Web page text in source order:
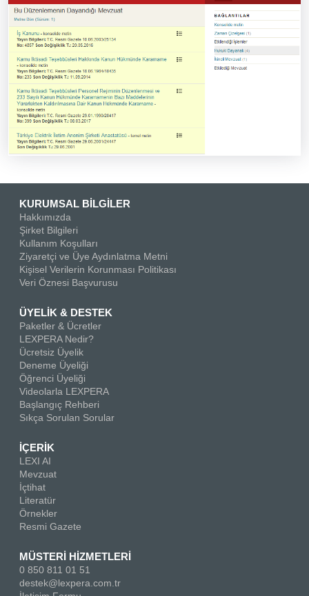
KURUMSAL BİLGİLER
Hakkımızda
Şirket Bilgileri
Kullanım Koşulları
Ziyaretçi ve Üye Aydınlatma Metni
Kişisel Verilerin Korunması Politikası
Veri Öznesi Başvurusu
ÜYELİK & DESTEK
Paketler & Ücretler
LEXPERA Nedir?
Ücretsiz Üyelik
Deneme Üyeliği
Öğrenci Üyeliği
Videolarla LEXPERA
Başlangıç Rehberi
Sıkça Sorulan Sorular
İÇERİK
LEXI AI
Mevzuat
İçtihat
Literatür
Örnekler
Resmi Gazete
MÜSTERİ HİZMETLERİ
0 850 811 01 51
destek@lexpera.com.tr